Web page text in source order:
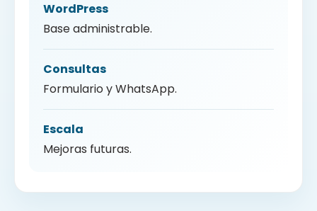
WordPress
Base administrable.
Consultas
Formulario y WhatsApp.
Escala
Mejoras futuras.